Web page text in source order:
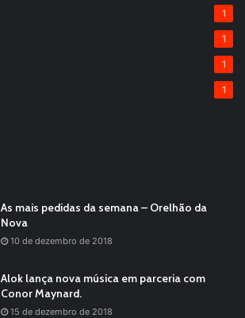
1
1
1
1
As mais pedidas da semana – Orelhão da
Nova
10 de dezembro de 2018
Alok lança nova música em parceria com
Conor Maynard.
15 de dezembro de 2018